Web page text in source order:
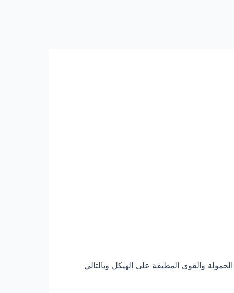
والقوى المطبقة على الهيكل وبالتالي